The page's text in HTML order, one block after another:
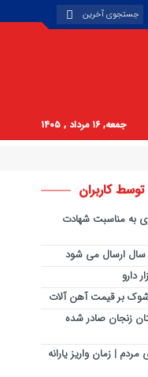
جمعه, ۱۶ مرداد , ۱۴۰۵
کاربران
به مناسبت شهادت
سال ارسال می شود
دارو
شوک بر قیمت آهن آلات
زنجان صادر شده
| زمان واریز یارانه